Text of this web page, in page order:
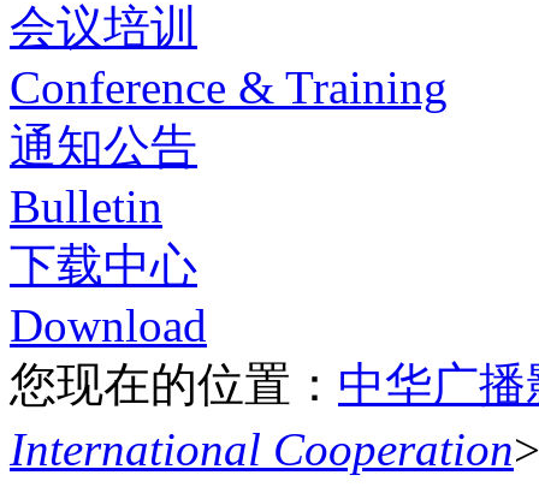
会议培训
Conference & Training
通知公告
Bulletin
下载中心
Download
您现在的位置： 中华广
International Cooperation